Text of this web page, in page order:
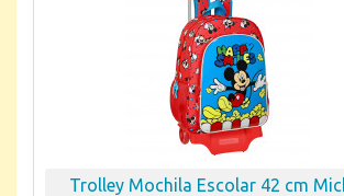
Trolley Mochila Escolar 42 cm